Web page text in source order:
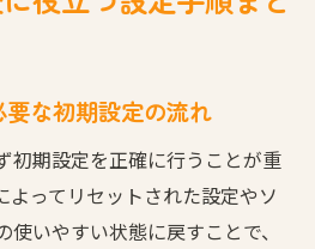
な初期設定の流れ
初期設定を正確に行うことが重
よってリセットされた設定やソ
いやすい状態に戻すことで、